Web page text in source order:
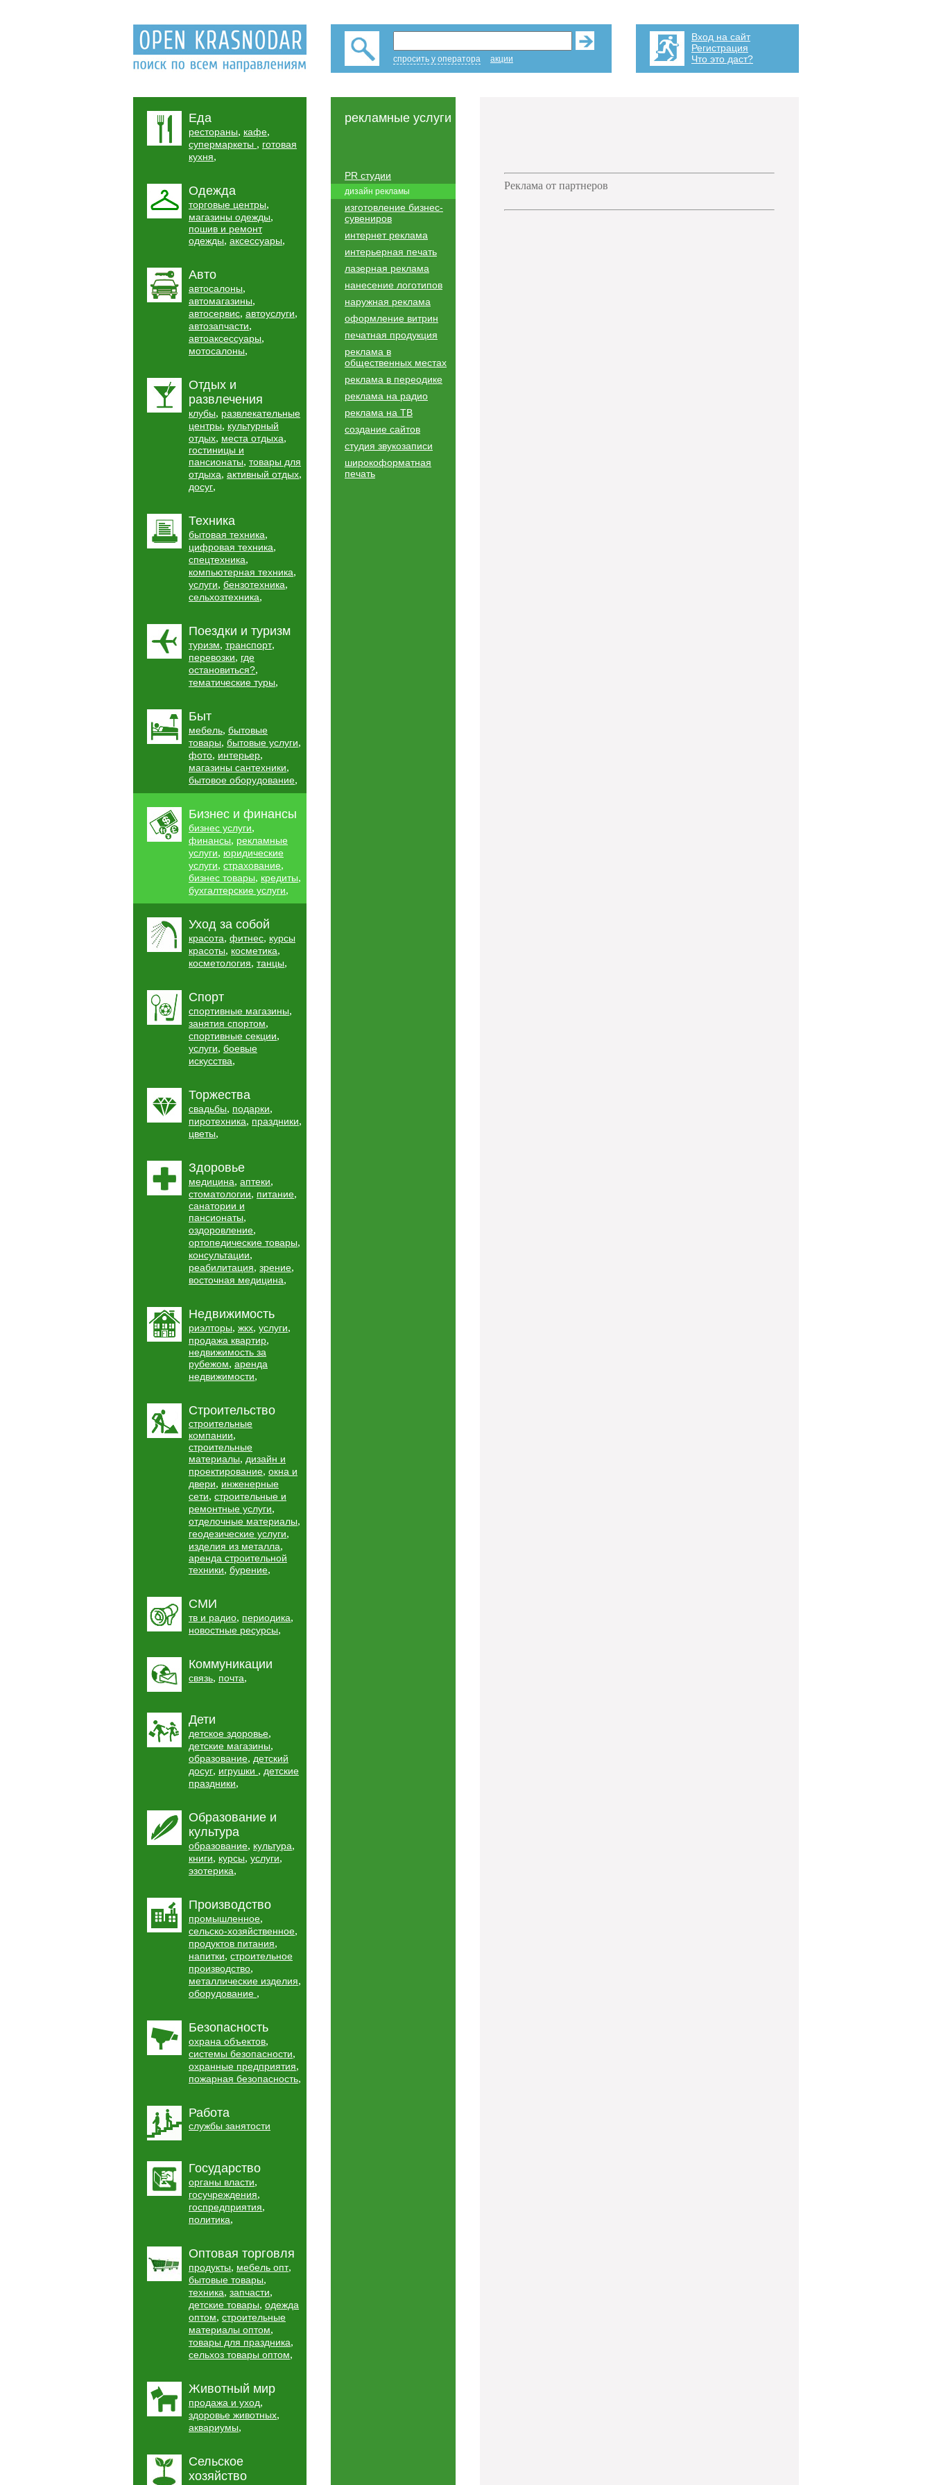
спросить у оператора акции
Вход на сайт
Регистрация
Что это даст?
Еда
рестораны, кафе,
супермаркеты , готовая
кухня,
Одежда
торговые центры,
магазины одежды,
пошив и ремонт
одежды, аксессуары,
Авто
автосалоны,
автомагазины,
автосервис, автоуслуги,
автозапчасти,
автоаксессуары,
мотосалоны,
Отдых и
развлечения
клубы, развлекательные
центры, культурный
отдых, места отдыха,
гостиницы и
пансионаты, товары для
отдыха, активный отдых,
досуг,
Техника
бытовая техника,
цифровая техника,
спецтехника,
компьютерная техника,
услуги, бензотехника,
сельхозтехника,
Поездки и туризм
туризм, транспорт,
перевозки, где
остановиться?,
тематические туры,
Быт
мебель, бытовые
товары, бытовые услуги,
фото, интерьер,
магазины сантехники,
бытовое оборудование,
Бизнес и финансы
бизнес услуги,
финансы, рекламные
услуги, юридические
услуги, страхование,
бизнес товары, кредиты,
бухгалтерские услуги,
Уход за собой
красота, фитнес, курсы
красоты, косметика,
косметология, танцы,
Спорт
спортивные магазины,
занятия спортом,
спортивные секции,
услуги, боевые
искусства,
Торжества
свадьбы, подарки,
пиротехника, праздники,
цветы,
Здоровье
медицина, аптеки,
стоматологии, питание,
санатории и
пансионаты,
оздоровление,
ортопедические товары,
консультации,
реабилитация, зрение,
восточная медицина,
Недвижимость
риэлторы, жкх, услуги,
продажа квартир,
недвижимость за
рубежом, аренда
недвижимости,
Строительство
строительные
компании,
строительные
материалы, дизайн и
проектирование, окна и
двери, инженерные
сети, строительные и
ремонтные услуги,
отделочные материалы,
геодезические услуги,
изделия из металла,
аренда строительной
техники, бурение,
СМИ
тв и радио, периодика,
новостные ресурсы,
Коммуникации
связь, почта,
Дети
детское здоровье,
детские магазины,
образование, детский
досуг, игрушки , детские
праздники,
Образование и
культура
образование, культура,
книги, курсы, услуги,
эзотерика,
Производство
промышленное,
сельско-хозяйственное,
продуктов питания,
напитки, строительное
производство,
металлические изделия,
оборудование ,
Безопасность
охрана объектов,
системы безопасности,
охранные предприятия,
пожарная безопасность,
Работа
службы занятости
Государство
органы власти,
госучреждения,
госпредприятия,
политика,
Оптовая торговля
продукты, мебель опт,
бытовые товары,
техника, запчасти,
детские товары, одежда
оптом, строительные
материалы оптом,
товары для праздника,
сельхоз товары оптом,
Животный мир
продажа и уход,
здоровье животных,
аквариумы,
Сельское
хозяйство
рекламные услуги
PR студии
дизайн рекламы
изготовление бизнес-
сувениров
интернет реклама
интерьерная печать
лазерная реклама
нанесение логотипов
наружная реклама
оформление витрин
печатная продукция
реклама в
общественных местах
реклама в переодике
реклама на радио
реклама на ТВ
создание сайтов
студия звукозаписи
широкоформатная
печать
Реклама от партнеров